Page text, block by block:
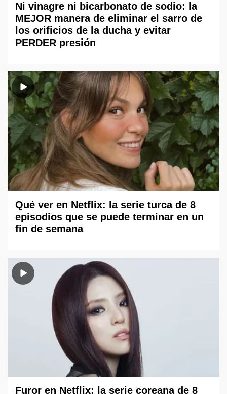
Ni vinagre ni bicarbonato de sodio: la
MEJOR manera de eliminar el sarro de
los orificios de la ducha y evitar
PERDER presión
Qué ver en Netflix: la serie turca de 8
episodios que se puede terminar en un
fin de semana
Furor en Netflix: la serie coreana de 8